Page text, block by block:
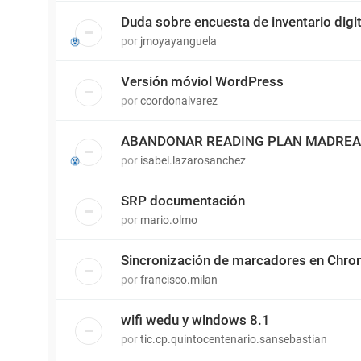
Duda sobre encuesta de inventario
por jmoyayanguela
Versión móviol WordPress
porccordonalvarez
ABANDONAR READING PLAN
por isabel.lazarosanchez
SRP documentación
por mario.olmo
Sincronización de marcadores en
porfrancisco.milan
wifi wedu y windows 8.1
portic.cp.quintocentenario.sansebastian